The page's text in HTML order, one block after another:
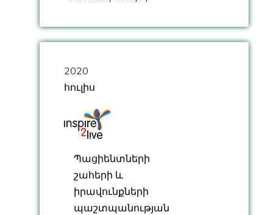
2020
հուլիս
Պացիենտների
շահերի և
իրավունքների
պաշտպանության